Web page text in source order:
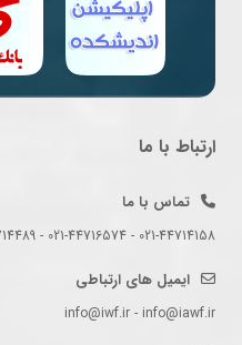
ارتباط با ما
تماس با ما
021-44714158 - 021-44716574 - 021-44714489
ایمیل های ارتباطی
info@iwf.ir - info@iawf.ir